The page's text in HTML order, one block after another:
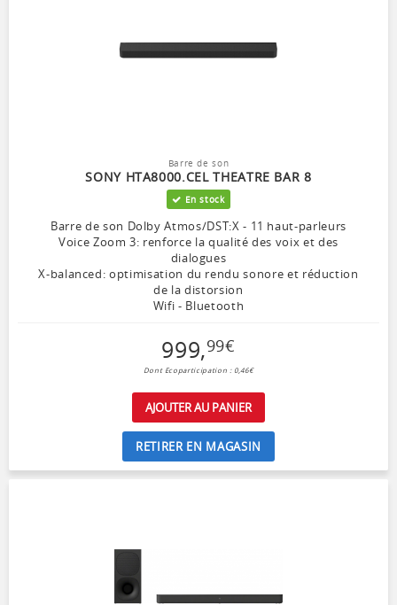
Barre de son
SONY HTA8000.CEL THEATRE BAR 8
En stock
Barre de son Dolby Atmos/DST:X - 11 haut-parleurs
Voice Zoom 3: renforce la qualité des voix et des
dialogues
X-balanced: optimisation du rendu sonore et réduction
de la distorsion
Wifi - Bluetooth
999,99€
Dont Ecoparticipation : 0,46€
AJOUTER AU PANIER
RETIRER EN MAGASIN